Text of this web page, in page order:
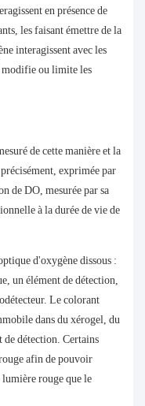
en présence de
les faisant émettre de la
interagissent avec les
modifie ou limite les
de cette manière et la
exprimée par
de DO, mesurée par sa
à la durée de vie de
d'oxygène dissous :
un élément de détection,
Le colorant
dans du xérogel, du
de détection. Certains
afin de pouvoir
rouge que le